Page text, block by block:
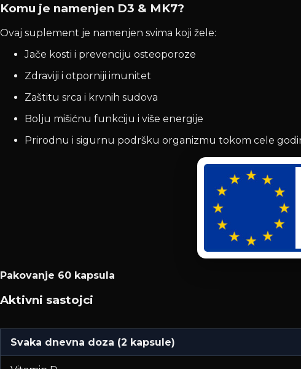
Komu je namenjen D3 & MK7?
Ovaj suplement je namenjen svima koji žele:
Jače kosti i prevenciju osteoporoze
Zdraviji i otporniji imunitet
Zaštitu srca i krvnih sudova
Bolju mišićnu funkciju i više energije
Prirodnu i sigurnu podršku organizmu tokom cele
Pakovanje 60 kapsula
Aktivni sastojci
Svaka dnevna doza (2 kapsule)